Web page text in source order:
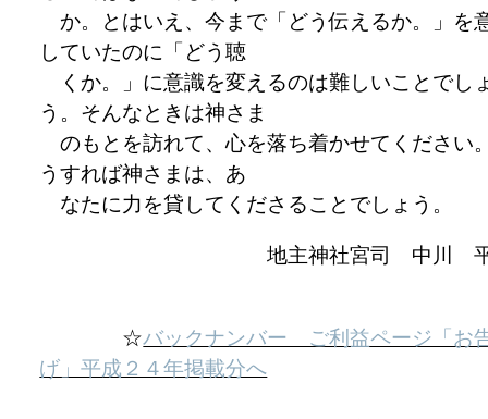
か。とはいえ、今まで「どう伝えるか。」を
していたのに「どう聴
くか。」に意識を変えるのは難しいことでし
う。そんなときは神さま
のもとを訪れて、心を落ち着かせてください
うすれば神さまは、あ
なたに力を貸してくださることでしょう。
地主神社宮司 中川
☆バックナンバー ご利益ページ「お
げ」平成２４年掲載分へ